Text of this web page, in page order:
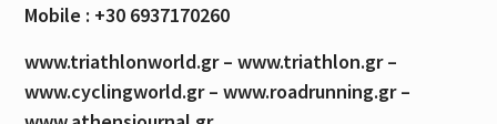
Mobile : +30 6937170260
www.triathlonworld.gr – www.triathlon.gr –
www.cyclingworld.gr – www.roadrunning.gr –